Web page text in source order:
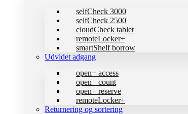
selfCheck 3000
selfCheck 2500
cloudCheck tablet
remoteLocker+
smartShelf borrow
Udvidet adgang
open+ access
open+ count
open+ reserve
remoteLocker+
Returnering og sortering